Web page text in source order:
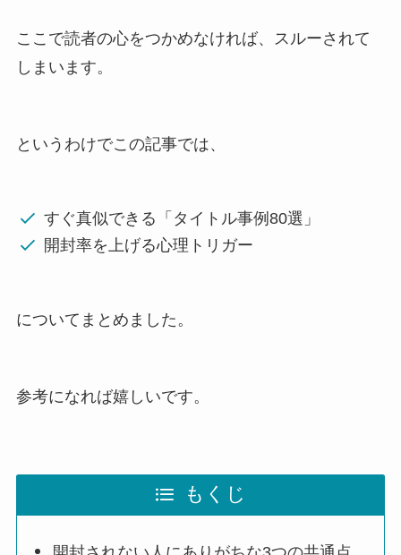
ここで読者の心をつかめなければ、スルーされて
しまいます。
というわけでこの記事では、
すぐ真似できる「タイトル事例80選」
開封率を上げる心理トリガー
についてまとめました。
参考になれば嬉しいです。
もくじ